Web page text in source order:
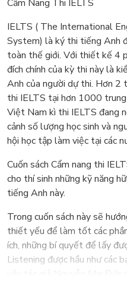
Cẩm Nang Thi IELTS
IELTS ( The International
System) là ký thi tiếng Anh
toàn thế giới. Với thiết kế 4
đích chính của kỳ thi này là
Anh của người dự thi. Hơn 2
thi IELTS tại hơn 1000
Việt Nam kì thi IELTS đang
cảnh số lượng học sinh và
hội học tập làm việc tại các
Cuốn sách Cẩm nang thi
cho thí sinh những kỹ năng
tiếng Anh này.
Trong cuốn sách này sẽ
thiết yếu để làm tốt các
ích, những bí quyết để lấy
Listening được hầu như các